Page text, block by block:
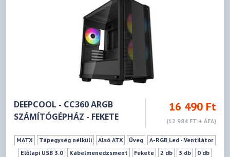
DEEPCOOL - CC360 ARGB
SZÁMÍTÓGÉPHÁZ - FEKETE
16 490 Ft
(12 984 FT + ÁFA)
MATX Tápegység nélküli Alsó ATX Üveg
A-RGB Led - Ventilátor
Előlapi USB 3.0
Kábelmenedzsment Fekete 2 db 3 db
0 db